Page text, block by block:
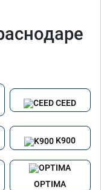
CEED
K900
OPTIMA